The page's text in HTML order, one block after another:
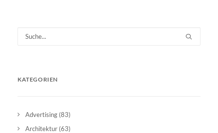
KATEGORIEN
Advertising (83)
Architektur (63)